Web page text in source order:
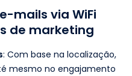
mails via WiFi
de marketing
: Com base na localização,
mesmo no engajamento